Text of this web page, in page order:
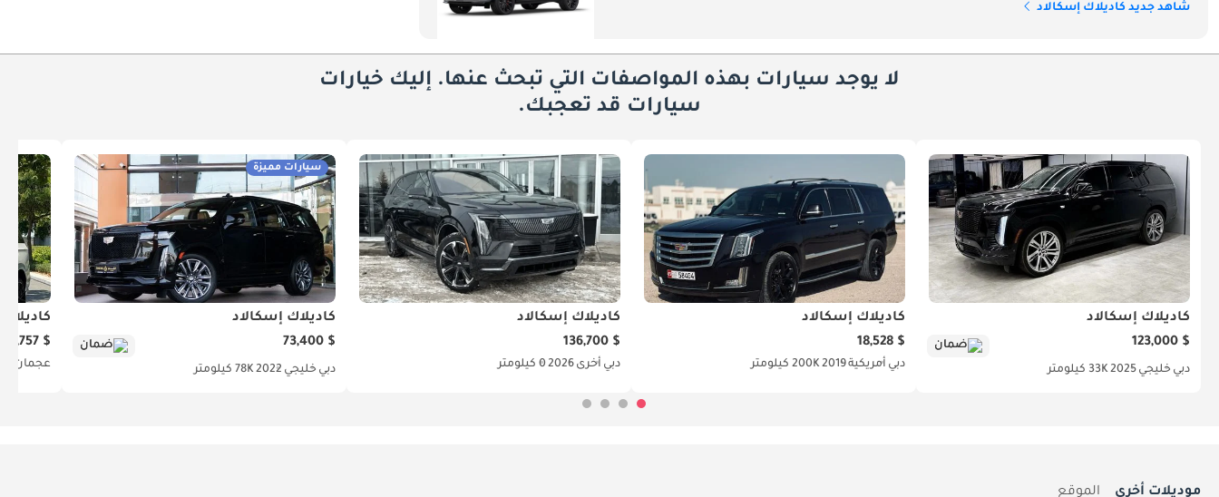
شاهد جديد كاديلاك إسكالاد
لا يوجد سيارات بهذه المواصفات التي تبحث عنها. إليك خيارات
سيارات قد تعجبك.
كاديلاك إسكالاد
$ 123,000
ضمان
دبي خليجي 202533K كيلومتر
كاديلاك إسكالاد
$ 18,528
دبي أمريكية2019200K كيلومتر
كاديلاك إسكالاد
$ 136,700
دبي أخرى 20260 كيلومتر
سيارات مميزة
كاديلاك إسكالاد
$ 73,400
ضمان
دبي خليجي 202278K كيلومتر
$ 66,757
عجمان
موديلات أخرى الموقع